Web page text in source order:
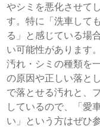
やシミを悪化させて
す。特に「洗車して
る」と感じている場
い可能性があります
汚れ・シミの種類を
の原因や正しい落と
で落とせる汚れと、
しているので、「愛
い」という方はぜひ